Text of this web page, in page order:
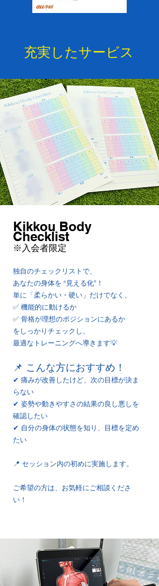
​充実したサービス
Kikkou Body
Checklist
※入会者限定
独自のチェックリストで、
あなたの身体を “見える化”！
単に「柔らかい・硬い」だけでなく、
✅ 機能的に動けるか
✅ 骨格が理想のポジションにあるか
をしっかりチェックし、
最適なトレーニングへ導きます💡
📌 こんな方におすすめ！
✔ 痛みが改善したけど、次の目標が決ま
らない
✔ 姿勢や動きやすさの結果の良し悪しを
確認したい
✔ 自分の身体の状態を知り、目標を定め
たい
📍 セッション内の初めに実施します。
ご希望の方は、お気軽にご相談くださ
い！